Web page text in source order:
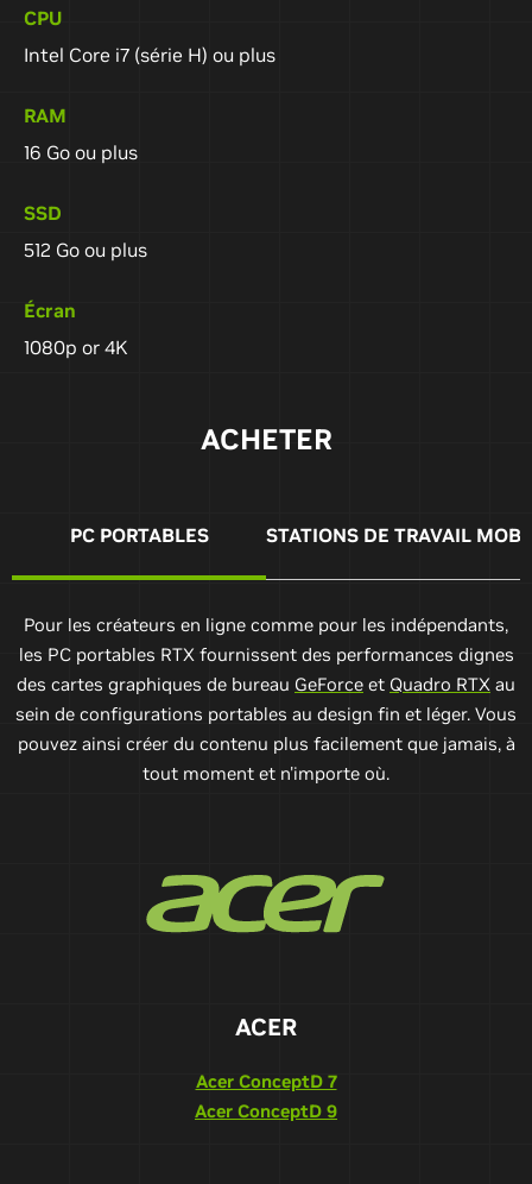
CPU
Intel Core i7 (série H) ou plus
RAM
16 Go ou plus
SSD
512 Go ou plus
Écran
1080p or 4K
ACHETER
PC PORTABLES STATIONS DE TRAVAIL
Pour les créateurs en ligne comme pour les indépendants,
les PC portables RTX fournissent des performances dignes
des cartes graphiques de bureau GeForce et Quadro RTX au
sein de configurations portables au design fin et léger. Vous
pouvez ainsi créer du contenu plus facilement que jamais, à
tout moment et n'importe où.
ACER
Acer ConceptD 7
Acer ConceptD 9